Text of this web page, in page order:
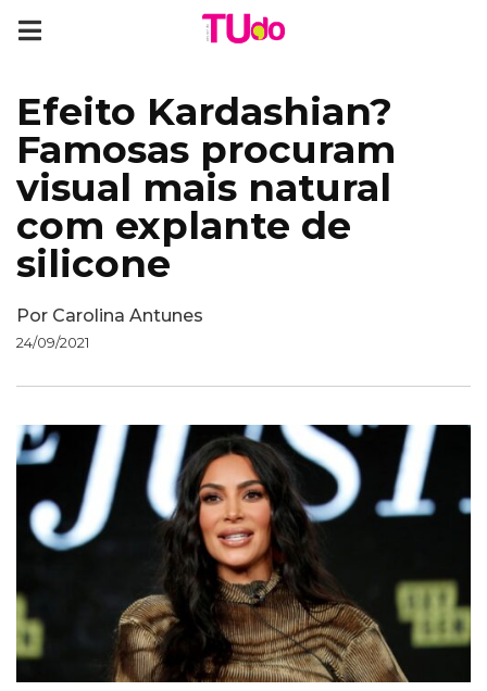
Efeito Kardashian?
Famosas procuram
visual mais natural
com explante de
silicone
Por Carolina Antunes
24/09/2021